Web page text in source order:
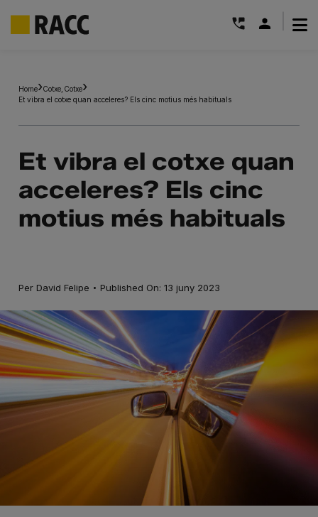
content
Home Cotxe Cotxe
Et vibra el cotxe quan acceleres? Els cinc motius més habituals
Et vibra el cotxe quan
acceleres? Els cinc
motius més habituals
Per David Felipe · Published On: 13 juny 2023